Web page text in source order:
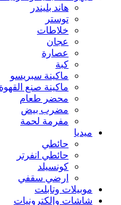
هاند بليندر
توستر
خلاطات
عجان
عصارة
كبة
ماكينة سبريسو
ماكينة صنع القهوة
محضر طعام
مضرب بيض
مفرمة لحمة
ميديا
حائطي
حائطي انفرتر
كونسيلد
ارضي سقفي
موبيلات وتابلت
شاشات وإلكترونيات